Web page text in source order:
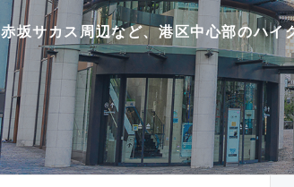
赤坂サカス周辺など、港区中心部のハイ